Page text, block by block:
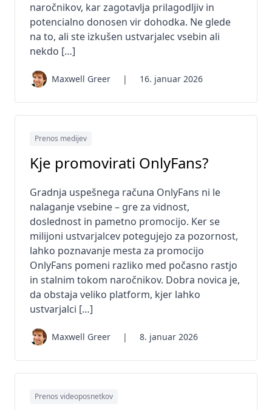
naročnikov, kar zagotavlja prilagodljiv in
potencialno donosen vir dohodka. Ne glede
na to, ali ste izkušen ustvarjalec vsebin ali
nekdo […]
Maxwell Greer | 16. januar 2026
Prenos medijev
Kje promovirati OnlyFans?
Gradnja uspešnega računa OnlyFans ni le
nalaganje vsebine – gre za vidnost,
doslednost in pametno promocijo. Ker se
milijoni ustvarjalcev potegujejo za pozornost,
lahko poznavanje mesta za promocijo
OnlyFans pomeni razliko med počasno rastjo
in stalnim tokom naročnikov. Dobra novica je,
da obstaja veliko platform, kjer lahko
ustvarjalci […]
Maxwell Greer | 8. januar 2026
Prenos videoposnetkov